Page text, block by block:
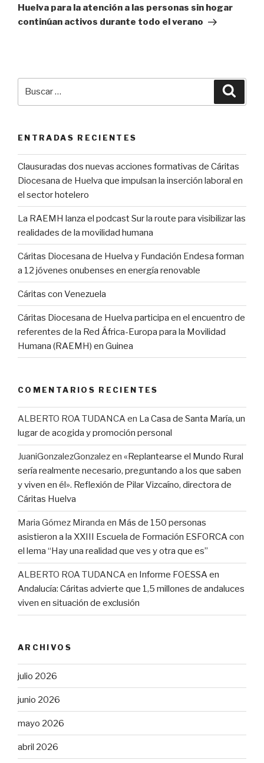
Huelva para la atención a las personas sin hogar
continúan activos durante todo el verano
ENTRADAS RECIENTES
Clausuradas dos nuevas acciones formativas de Cáritas
Diocesana de Huelva que impulsan la inserción laboral en
el sector hotelero
La RAEMH lanza el podcast Sur la route para visibilizar las
realidades de la movilidad humana
Cáritas Diocesana de Huelva y Fundación Endesa forman
a 12 jóvenes onubenses en energía renovable
Cáritas con Venezuela
Cáritas Diocesana de Huelva participa en el encuentro de
referentes de la Red África-Europa para la Movilidad
Humana (RAEMH) en Guinea
COMENTARIOS RECIENTES
ALBERTO ROA TUDANCAen La Casa de Santa María, un
lugar de acogida y promoción personal
JuaniGonzalezGonzalezen «Replantearse el Mundo Rural
sería realmente necesario, preguntando a los que saben
y viven en él». Reflexión de Pilar Vizcaíno, directora de
Cáritas Huelva
Maria Gómez Miranda en Más de 150 personas
asistieron a la XXIII Escuela de Formación ESFORCA con
el lema “Hay una realidad que ves y otra que es”
ALBERTO ROA TUDANCAen Informe FOESSA en
Andalucía: Cáritas advierte que 1,5 millones de andaluces
viven en situación de exclusión
ARCHIVOS
julio 2026
junio 2026
mayo 2026
abril 2026